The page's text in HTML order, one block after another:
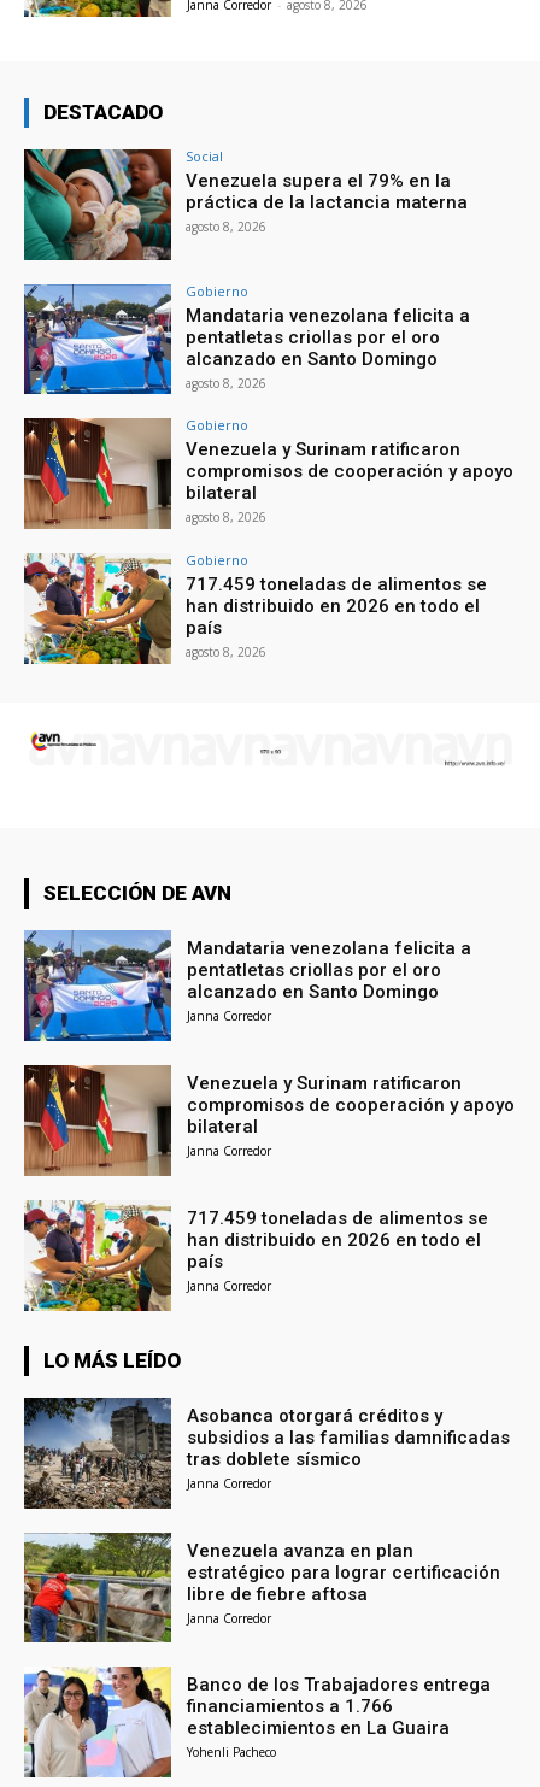
Janna Corredor - agosto 8, 2026
DESTACADO
Social
Venezuela supera el 79% en la
práctica de la lactancia materna
agosto 8, 2026
Gobierno
Mandataria venezolana felicita a
pentatletas criollas por el oro
alcanzado en Santo Domingo
agosto 8, 2026
Gobierno
Venezuela y Surinam ratificaron
compromisos de cooperación y apoyo
bilateral
agosto 8, 2026
Gobierno
717.459 toneladas de alimentos se
han distribuido en 2026 en todo el
país
agosto 8, 2026
SELECCIÓN DE AVN
Mandataria venezolana felicita a
pentatletas criollas por el oro
alcanzado en Santo Domingo
Janna Corredor
Venezuela y Surinam ratificaron
compromisos de cooperación y apoyo
bilateral
Janna Corredor
717.459 toneladas de alimentos se
han distribuido en 2026 en todo el
país
Janna Corredor
LO MÁS LEÍDO
Asobanca otorgará créditos y
subsidios a las familias damnificadas
tras doblete sísmico
Janna Corredor
Venezuela avanza en plan
estratégico para lograr certificación
libre de fiebre aftosa
Janna Corredor
Banco de los Trabajadores entrega
financiamientos a 1.766
establecimientos en La Guaira
Yohenli Pacheco